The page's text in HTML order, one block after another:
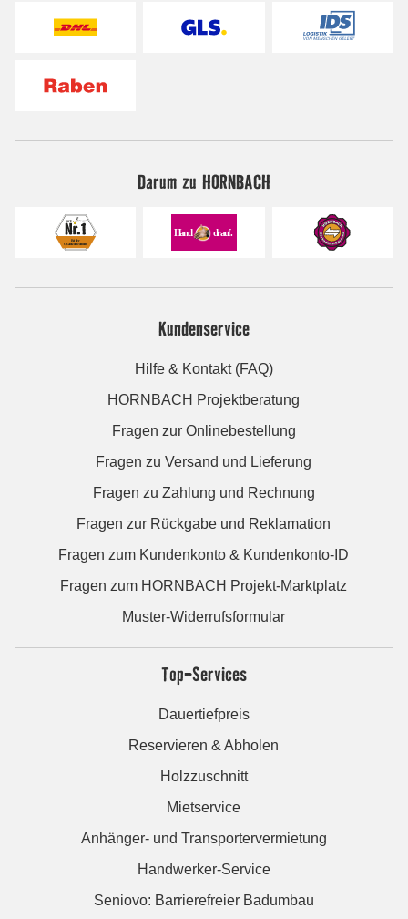
Darum zu HORNBACH
Kundenservice
Hilfe & Kontakt (FAQ)
HORNBACH Projektberatung
Fragen zur Onlinebestellung
Fragen zu Versand und Lieferung
Fragen zu Zahlung und Rechnung
Fragen zur Rückgabe und Reklamation
Fragen zum Kundenkonto & Kundenkonto-ID
Fragen zum HORNBACH Projekt-Marktplatz
Muster-Widerrufsformular
Top-Services
Dauertiefpreis
Reservieren & Abholen
Holzzuschnitt
Mietservice
Anhänger- und Transportervermietung
Handwerker-Service
Seniovo: Barrierefreier Badumbau